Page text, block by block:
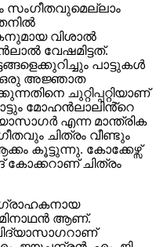
സംഗീതവുമെല്ലാം
വിശാൽ
വേഷമിട്ടത്.
പാട്ടുകൾ
ഒരു അജ്ഞാത
ചുറ്റിപ്പറ്റിയാണ്
മോഹൻലാലിൻ്റെ
എന്ന മാന്ത്രിക
ചിത്രം വീണ്ടും
കൂട്ടുന്നു. കോക്കേഴ്സ്
കോക്കറാണ് ചിത്രം
ആണ്.